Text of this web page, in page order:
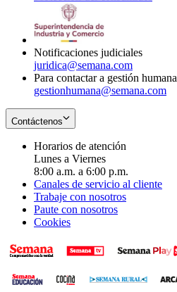
Notificaciones judiciales
juridica@semana.com
Para contactar a gestión humana
gestionhumana@semana.com
Contáctenos
Horarios de atención
Lunes a Viernes
8:00 a.m. a 6:00 p.m.
Canales de servicio al cliente
Trabaje con nosotros
Paute con nosotros
Cookies